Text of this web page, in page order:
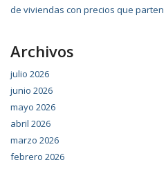
de viviendas con precios que
Archivos
julio 2026
junio 2026
mayo 2026
abril 2026
marzo 2026
febrero 2026